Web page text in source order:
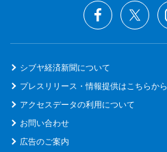
シブヤ経済新聞について
プレスリリース・情報提供はこちらから
アクセスデータの利用について
お問い合わせ
広告のご案内